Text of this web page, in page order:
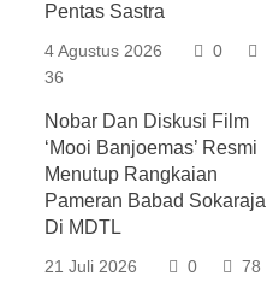
Pentas Sastra
4 Agustus 2026
0
36
Nobar Dan Diskusi Film
‘Mooi Banjoemas’ Resmi
Menutup Rangkaian
Pameran Babad Sokaraja
Di MDTL
21 Juli 2026 0 78